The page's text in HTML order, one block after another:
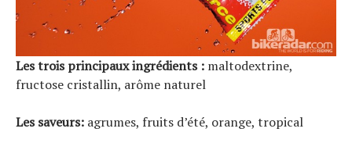
Les trois principaux ingrédients : maltodextrine,
fructose cristallin, arôme naturel
Les saveurs: agrumes, fruits d’été, orange, tropical